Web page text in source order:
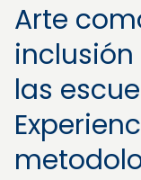
Arte
las